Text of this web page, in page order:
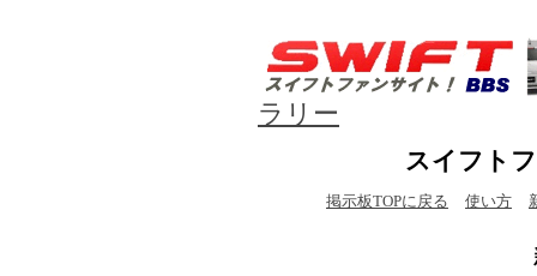
ラリー
スイフト
掲示板TOPに戻る 使い方